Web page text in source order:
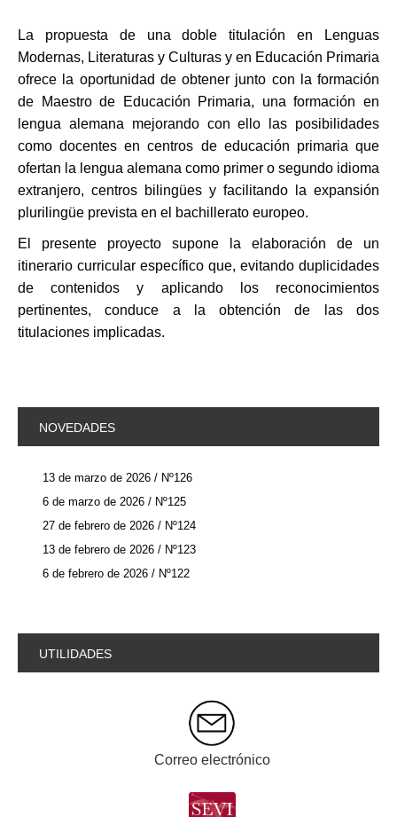
La propuesta de una doble titulación en Lenguas
Modernas, Literaturas y Culturas y en Educación Primaria
ofrece la oportunidad de obtener junto con la formación
de Maestro de Educación Primaria, una formación en
lengua alemana mejorando con ello las posibilidades
como docentes en centros de educación primaria que
ofertan la lengua alemana como primer o segundo idioma
extranjero, centros bilingües y facilitando la expansión
plurilingüe prevista en el bachillerato europeo.
El presente proyecto supone la elaboración de un
itinerario curricular específico que, evitando duplicidades
de contenidos y aplicando los reconocimientos
pertinentes, conduce a la obtención de las dos
titulaciones implicadas.
NOVEDADES
13 de marzo de 2026 / Nº126
6 de marzo de 2026 / Nº125
27 de febrero de 2026 / Nº124
13 de febrero de 2026 / Nº123
6 de febrero de 2026 / Nº122
UTILIDADES
Correo electrónico